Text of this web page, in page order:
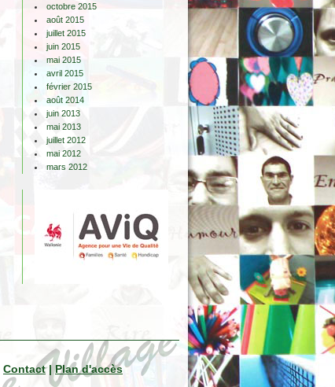
octobre 2015
août 2015
juillet 2015
juin 2015
mai 2015
avril 2015
février 2015
août 2014
juin 2013
mai 2013
juillet 2012
mai 2012
mars 2012
Contact| Plan d'accès